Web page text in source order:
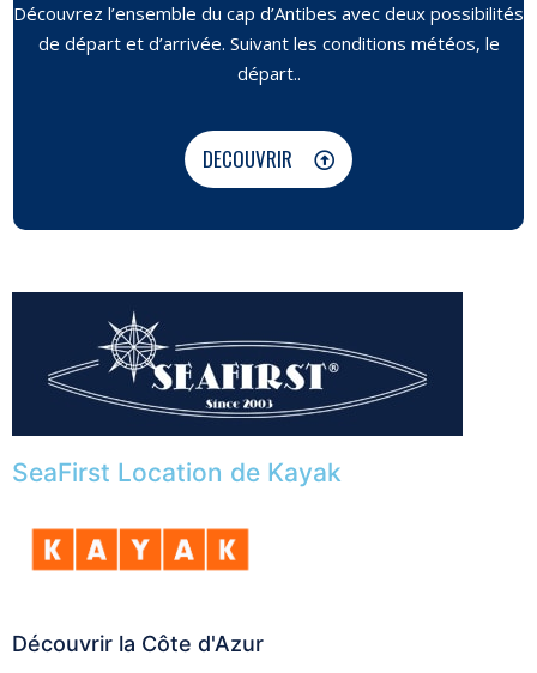
Découvrez l’ensemble du cap d’Antibes avec deux possibilités
de départ et d’arrivée. Suivant les conditions météos, le
départ..
DECOUVRIR
SeaFirst Location de Kayak
Découvrir la Côte d'Azur